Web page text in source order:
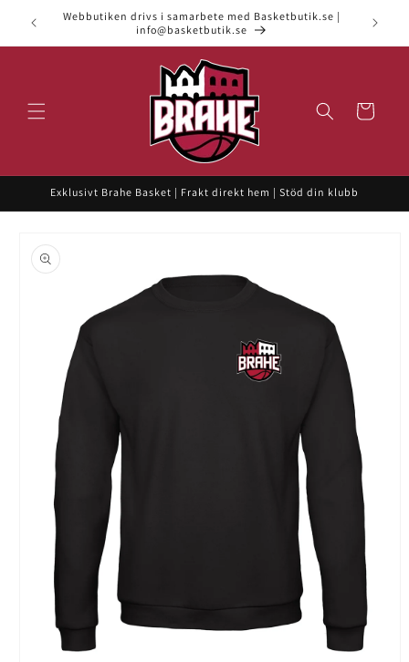
vidare
till
innehåll
Webbutiken drivs i samarbete med Basketbutik.se |
info@basketbutik.se
Varukorg
Exklusivt Brahe Basket | Frakt direkt hem | Stöd din klubb
vidare till